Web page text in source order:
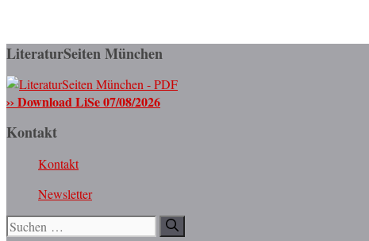
LiteraturSeiten München
›› Download LiSe 07/08/2026
Kontakt
Kontakt
Newsletter
Suchen